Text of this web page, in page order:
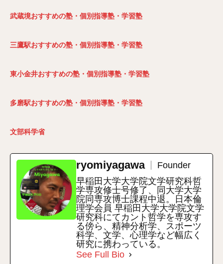
武蔵境おすすめの塾・個別指導塾・学習塾
三鷹駅おすすめの塾・個別指導塾・学習塾
東小金井おすすめの塾・個別指導塾・学習塾
多磨駅おすすめの塾・個別指導塾・学習塾
文部科学省
ryomiyagawa
Founder
早稲田大学大学院文学研究科哲
学専攻修士号修了、同大学大学
院同専攻博士課程中退。日本倫
理学会員 早稲田大学大学院文学
研究科にてカント哲学を専攻す
る傍ら、精神分析学、スポーツ
科学、文学、心理学など幅広く
研究に携わっている。
See Full Bio